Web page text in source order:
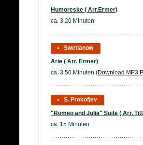
Humoreske ( Arr.Ermer)
ca. 3.20 Minuten
Swetlanow
Arie ( Arr. Ermer)
ca. 3.50 Minuten (Download MP3
S. Prokofjev
"Romeo and Julia" Suite ( Arr.
ca. 15 Minuten